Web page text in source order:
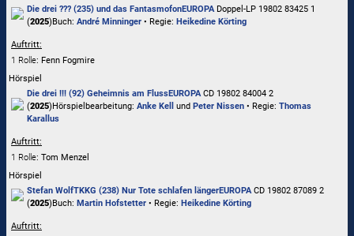
Die drei ??? (235) und das FantasmofonEUROPADoppel-LP 19802 83425 1
(2025)Buch: André Minninger • Regie: Heikedine Körting
Auftritt:
1 Rolle: Fenn Fogmire
Hörspiel
Die drei !!! (92) Geheimnis am FlussEUROPACD 19802 84004 2
(2025)Hörspielbearbeitung: Anke Kell und Peter Nissen • Regie: Thomas
Karallus
Auftritt:
1 Rolle: Tom Menzel
Hörspiel
Stefan WolfTKKG (238) Nur Tote schlafen längerEUROPACD 19802 87089 2
(2025)Buch: Martin Hofstetter • Regie: Heikedine Körting
Auftritt: